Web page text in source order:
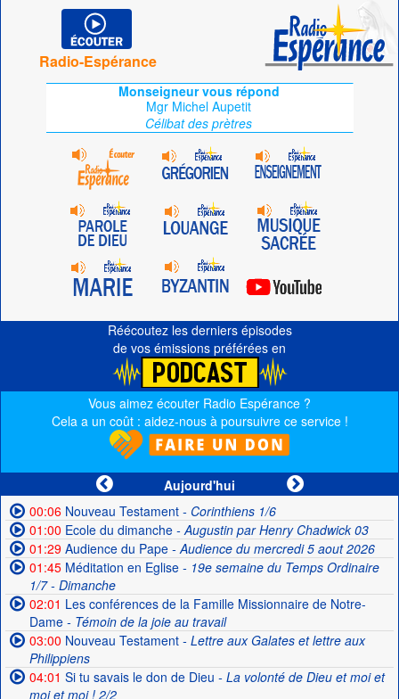
Radio-Espérance
Monseigneur vous répond
Mgr Michel Aupetit
Célibat des prètres
Réécoutez les derniers épisodes
de vos émissions préférées en
Vous aimez écouter Radio Espérance ?
Cela a un coût : aidez-nous à poursuivre ce service !
Aujourd'hui
00:06Nouveau Testament- Corinthiens 1/6
01:00 Ecole du dimanche- Augustin par Henry Chadwick 03
01:29Audience du Pape- Audience du mercredi 5 aout 2026
01:45Méditation en Eglise- 19e semaine du Temps Ordinaire
1/7 - Dimanche
02:01 Les conférences de la Famille Missionnaire de Notre-
Dame- Témoin de la joie au travail
03:00 Nouveau Testament- Lettre aux Galates et lettre aux
Philippiens
04:01 Si tu savais le don de Dieu - La volonté de Dieu et moi et
moi et moi ! 2/2